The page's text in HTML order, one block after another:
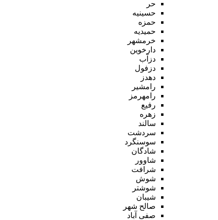
حر
حسینیه
حمزه
حمیدیه
خرمشهر
دارخوین
دزآب
دزفول
دهدز
رامشیر
رامهرمز
رفیع
زهره
سالند
سردشت
سوسنگرد
شادگان
شاوور
شرافت
شوش
شوشتر
شیبان
صالح شهر
صفی آباد